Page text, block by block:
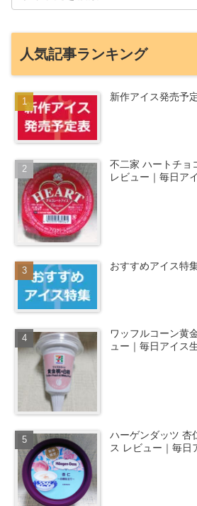
人気記事ランキング
新作アイス発売予
不二家 ハートチョ
レビュー｜毎日ア
おすすめアイス特
ワッフルコーン黄
ュー｜毎日アイス
ハーゲンダッツ 杏
ス レビュー｜毎日